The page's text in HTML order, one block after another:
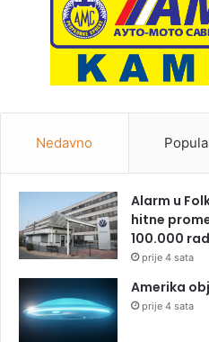
Nedavno
Alarm u
hitne
100.000
prije 4 sata
Amerika
prije 4 sata